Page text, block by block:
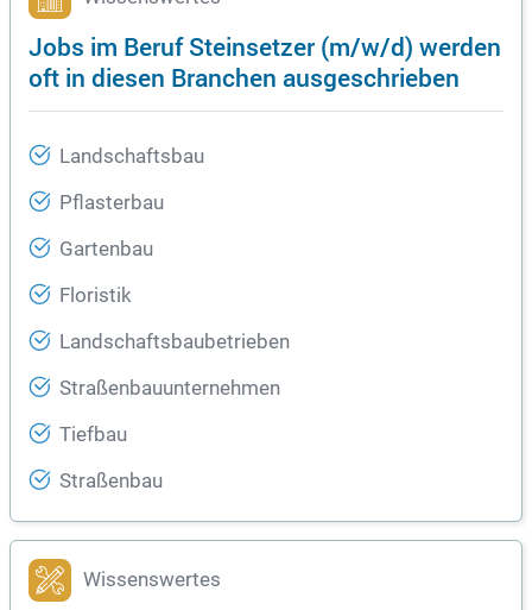
Jobs im Beruf Steinsetzer (m/w/d) werden
oft in diesen Branchen ausgeschrieben
Landschaftsbau
Pflasterbau
Gartenbau
Floristik
Landschaftsbaubetrieben
Straßenbauunternehmen
Tiefbau
Straßenbau
Wissenswertes